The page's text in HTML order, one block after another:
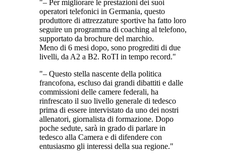
– Per migliorare le prestazioni dei suoi
operatori telefonici in Germania, questo
produttore di attrezzature sportive ha fatto loro
seguire un programma di coaching al telefono,
supportato da brochure del marchio.
Meno di 6 mesi dopo, sono progrediti di due
livelli, da A2 a B2. RoTI in tempo record.
– Questo stella nascente della politica
francofona, escluso dai grandi dibattiti e dalle
commissioni delle camere federali, ha
rinfrescato il suo livello generale di tedesco
prima di essere intervistato da uno dei nostri
allenatori, giornalista di formazione. Dopo
poche sedute, sarà in grado di parlare in
tedesco alla Camera e di difendere con
entusiasmo gli interessi della sua regione.